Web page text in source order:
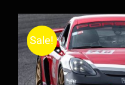
Sale!
AUSFÜHRUNG